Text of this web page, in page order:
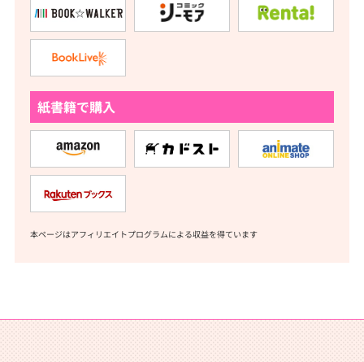
紙書籍で購入
本ページはアフィリエイトプログラムによる収益を得ています